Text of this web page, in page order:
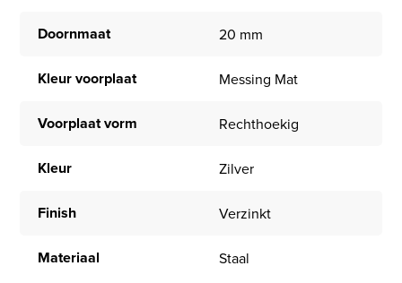
Doornmaat 20 mm
Kleur voorplaat Messing Mat
Voorplaat vorm Rechthoekig
Kleur Zilver
Finish Verzinkt
Materiaal Staal